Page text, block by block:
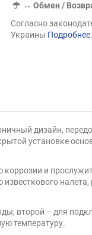
↔Обмен /
Согласно
Украины
дизайн,
установке
коррозии и
второй – для
температуру.